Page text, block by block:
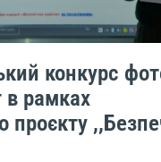
конкурс
в рамках
проєкту